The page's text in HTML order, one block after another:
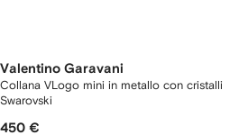
Valentino Garavani
Collana VLogo mini in metallo con cristalli
Swarovski
450 €